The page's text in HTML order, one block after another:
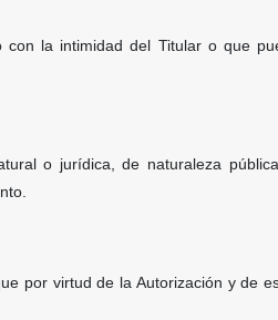
con la intimidad del Titular o que
o jurídica, de naturaleza
por virtud de la Autorización y de